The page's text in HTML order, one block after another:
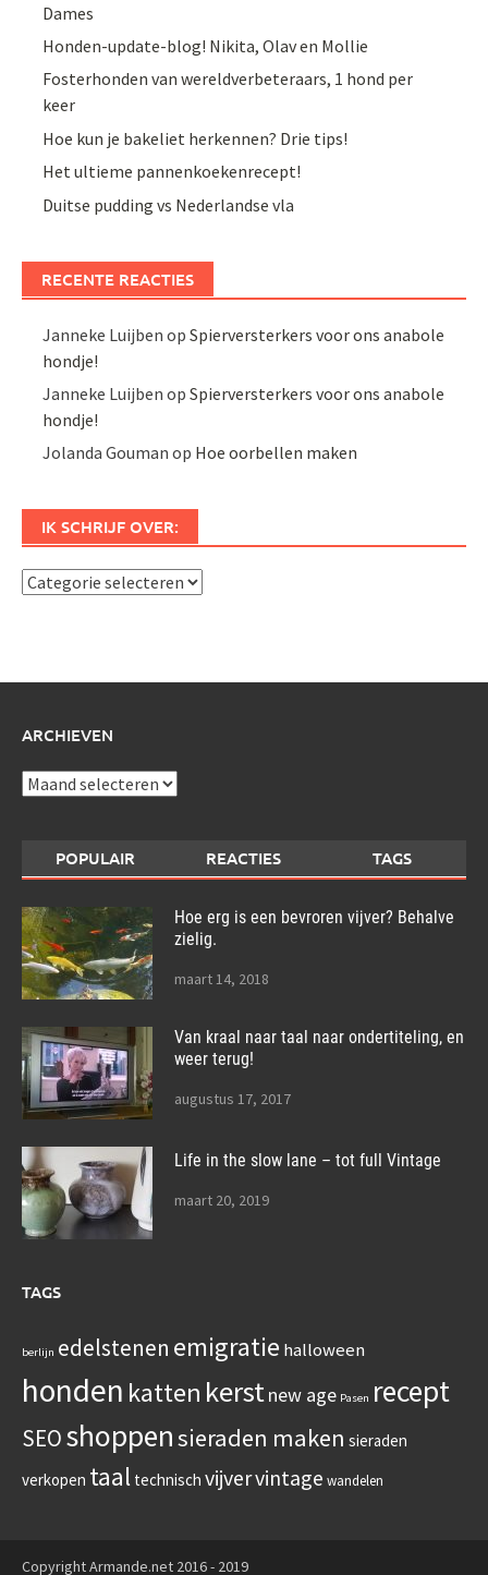
Dames
Honden-update-blog! Nikita, Olav en Mollie
Fosterhonden van wereldverbeteraars, 1 hond per
keer
Hoe kun je bakeliet herkennen? Drie tips!
Het ultieme pannenkoekenrecept!
Duitse pudding vs Nederlandse vla
RECENTE REACTIES
Janneke Luijben opSpierversterkers voor ons anabole
hondje!
Janneke Luijben opSpierversterkers voor ons anabole
hondje!
Jolanda Gouman op Hoe oorbellen maken
IK SCHRIJF OVER:
Ik
ARCHIEVEN
Archieven
POPULAIR REACTIES TAGS
Hoe erg is een bevroren vijver? Behalve
zielig.
maart 14, 2018
Van kraal naar taal naar ondertiteling, en
weer terug!
augustus 17, 2017
Life in the slow lane – tot full Vintage
maart 20, 2019
TAGS
berlijn edelstenen emigratie halloween
honden katten kerstnew age Pasen recept
SEOshoppensieraden maken sieraden
verkopen taal technisch vijvervintage wandelen
Copyright Armande.net 2016 - 2019